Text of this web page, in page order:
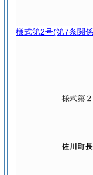
様式第2号(第7条関